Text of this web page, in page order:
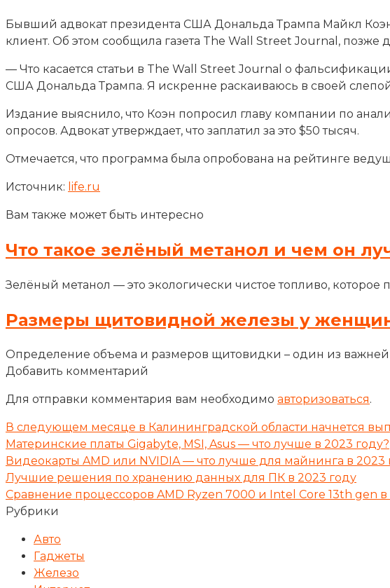
Бывший адвокат президента США Дональда Трампа Майкл Коэн
клиент. Об этом сообщила газета The Wall Street Journal, позже
— Что касается статьи в The Wall Street Journal о
США Дональда Трампа. Я искренне раскаиваюсь в своей слепой
Издание выяснило, что Коэн попросил главу компании по
опросов. Адвокат утверждает, что заплатил за это $50 тысяч.
Отмечается, что программа была опробована на рейтинге
Источник: life.ru
Вам также может быть интересно
Что такое зелёный метанол и чем он
Зелёный метанол — это экологически чистое топливо, которое
Размеры щитовидной железы у
Определение объема и размеров щитовидки – один из
Добавить комментарий
Для отправки комментария вам необходимо авторизоваться.
В следующем месяце в Калининградской области начнется
Материнские платы Gigabyte, MSI, Asus — что лучше в 2023 году?
Видеокарты AMD или NVIDIA — что лучше для майнинга в 2023
Лучшие решения по хранению данных для ПК в 2023 году
Сравнение процессоров AMD Ryzen 7000 и Intel Core 13th gen в
Рубрики
Авто
Гаджеты
Железо